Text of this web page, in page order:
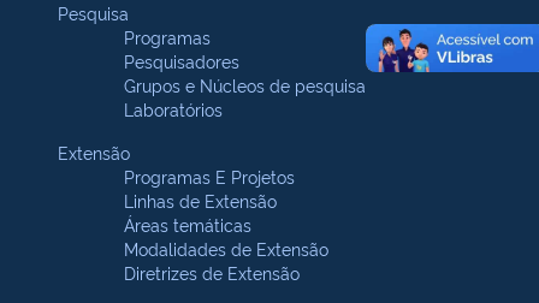
Pesquisa
Programas
Pesquisadores
Grupos e Núcleos de pesquisa
Laboratórios
Extensão
Programas E Projetos
Linhas de Extensão
Áreas temáticas
Modalidades de Extensão
Diretrizes de Extensão